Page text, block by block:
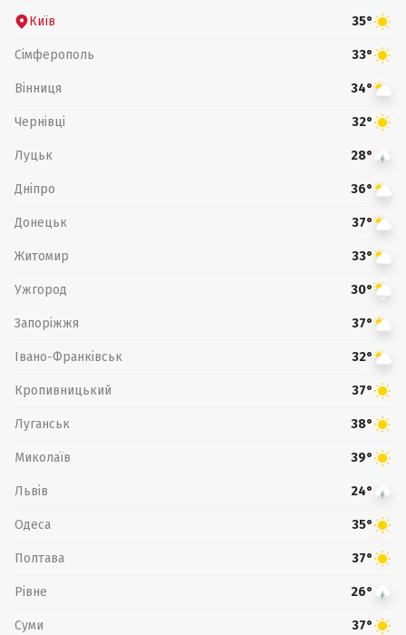
Київ 35°
Сімферополь 33°
Вінниця 34°
Чернівці 32°
Луцьк 28°
Дніпро 36°
Донецьк 37°
Житомир 33°
Ужгород 30°
Запоріжжя 37°
Івано-Франківськ 32°
Кропивницький 37°
Луганськ 38°
Миколаїв 39°
Львів 24°
Одеса 35°
Полтава 37°
Рівне 26°
Суми 37°